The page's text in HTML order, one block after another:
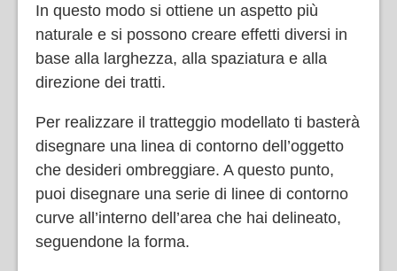
In questo modo si ottiene un aspetto più
naturale e si possono creare effetti diversi in
base alla larghezza, alla spaziatura e alla
direzione dei tratti.
Per realizzare il tratteggio modellato ti basterà
disegnare una linea di contorno dell’oggetto
che desideri ombreggiare. A questo punto,
puoi disegnare una serie di linee di contorno
curve all’interno dell’area che hai delineato,
seguendone la forma.